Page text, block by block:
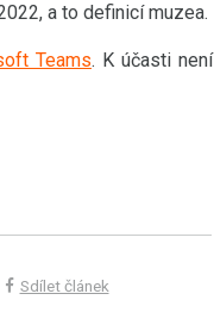
a to definicí muzea.
Teams. K účasti není
Sdílet článek